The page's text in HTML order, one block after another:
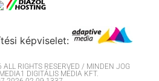
képviselet:
RIGHTS RESERVED / MINDEN JOG
DIGITÁLIS MÉDIA KFT.